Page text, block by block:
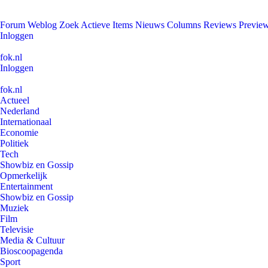
Forum Weblog Zoek Actieve Items Nieuws Columns Reviews
Inloggen
fok.nl
Inloggen
fok.nl
Actueel
Nederland
Internationaal
Economie
Politiek
Tech
Showbiz en Gossip
Opmerkelijk
Entertainment
Showbiz en Gossip
Muziek
Film
Televisie
Media & Cultuur
Bioscoopagenda
Sport